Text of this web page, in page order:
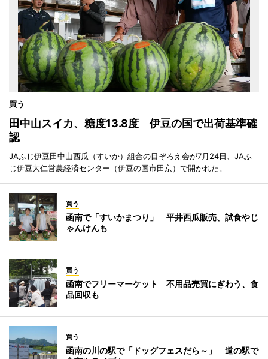
買う
田中山スイカ、糖度13.8度 伊豆の国で出荷基準確
認
JAふじ伊豆田中山西瓜（すいか）組合の目ぞろえ会が7月24日、JAふ
じ伊豆大仁営農経済センター（伊豆の国市田京）で開かれた。
買う
函南で「すいかまつり」 平井西瓜販売、試食やじ
ゃんけんも
買う
函南でフリーマーケット 不用品売買にぎわう、食
品回収も
買う
函南の川の駅で「ドッグフェスだら～」 道の駅で